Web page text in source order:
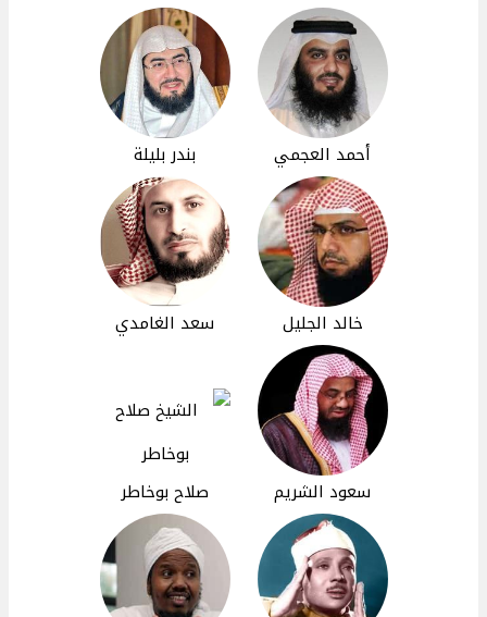
أحمد العجمي بندر بليلة
خالد الجليل سعد الغامدي
سعود الشريم صلاح بوخاطر